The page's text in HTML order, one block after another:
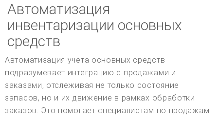
Автоматизация
инвентаризации основных
средств
Автоматизация учета основных средств
подразумевает интеграцию с продажами и
заказами, отслеживая не только состояние
запасов, но и их движение в рамках обработки
заказов. Это помогает специалистам по продажам